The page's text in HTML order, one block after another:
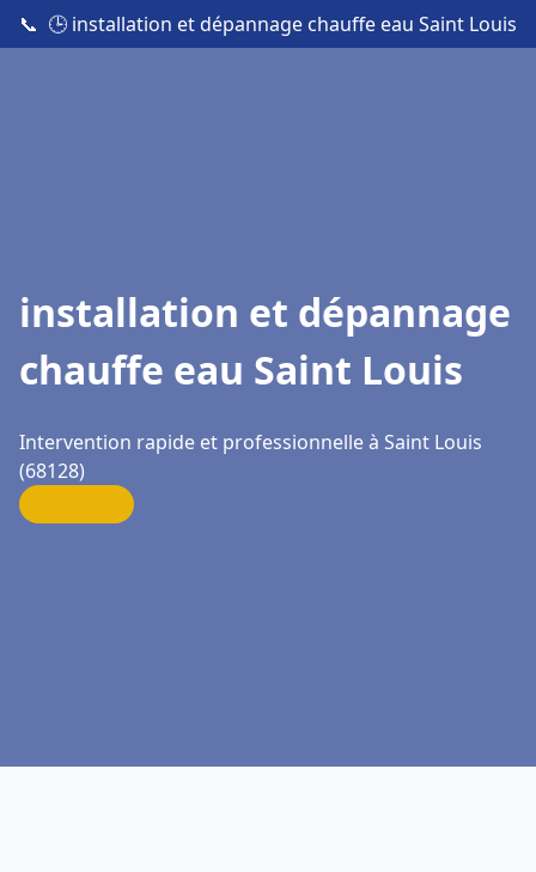
📞 🕒 installation et dépannage chauffe eau Saint Louis
installation et dépannage
chauffe eau Saint Louis
Intervention rapide et professionnelle à Saint Louis
(68128)